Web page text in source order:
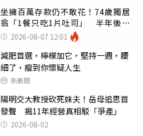
坐擁百萬存款仍不敢花！74歲獨居
翁「1餐只吃1片吐司」 半年後暴
瘦嚇壞女兒
2026-08-07 12:01
減肥首選，檸檬加它，堅持一週，腰
細了，瘦到你懷疑人生
新素簡
陽明交大教授砍死妹夫！岳母追思首
發聲 揭11年經營真相駁「爭產」
2026-08-02